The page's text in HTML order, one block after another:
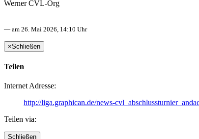
Werner CVL-Org
— am 26. Mai 2026, 14:10 Uhr
×Schließen
Teilen
Internet Adresse:
http://liga.graphican.de/news-
Teilen via:
Schließen